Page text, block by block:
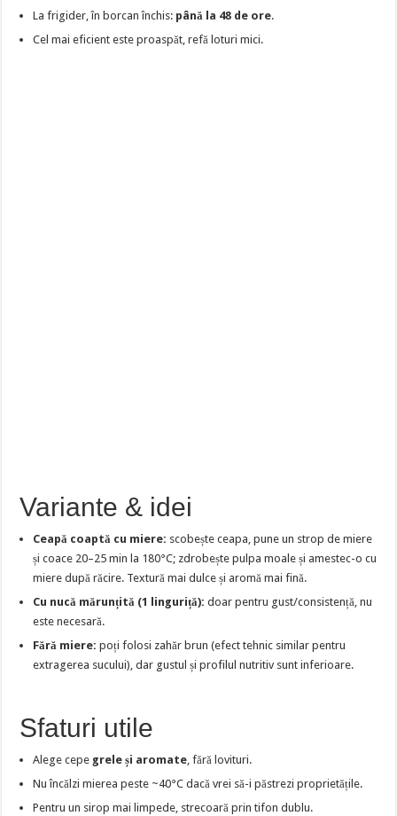
La frigider, în borcan închis: până la 48 de ore.
Cel mai eficient este proaspăt, refă loturi mici.
Variante & idei
Ceapă coaptă cu miere: scobește ceapa, pune un strop de miere
și coace 20–25 min la 180°C; zdrobește pulpa moale și amestec-o cu
miere după răcire. Textură mai dulce și aromă mai fină.
Cu nucă mărunțită (1 linguriță): doar pentru gust/consistență, nu
este necesară.
Fără miere: poți folosi zahăr brun (efect tehnic similar pentru
extragerea sucului), dar gustul și profilul nutritiv sunt inferioare.
Sfaturi utile
Alege cepe grele și aromate, fără lovituri.
Nu încălzi mierea peste ~40°C dacă vrei să-i păstrezi proprietățile.
Pentru un sirop mai limpede, strecoară prin tifon dublu.